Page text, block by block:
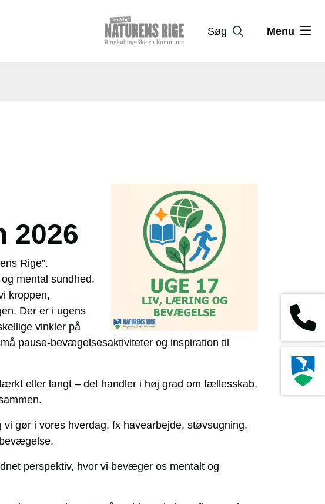
Søg Menu
2026
Rige”.
mental sundhed.
kroppen,
Der er i ugens
vinkler på
pause-bevægelsesaktiviteter og inspiration til
eller langt – det handler i høj grad om fællesskab,
gør i vores hverdag, fx havearbejde, støvsugning,
perspektiv, hvor vi bevæger os mentalt og